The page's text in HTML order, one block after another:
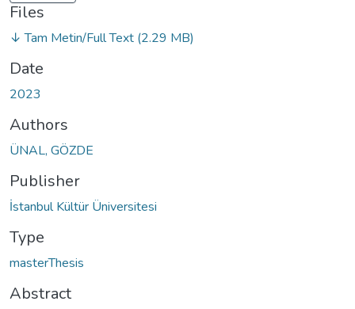
Files
↓ Tam Metin/Full Text (2.29 MB)
Date
2023
Authors
ÜNAL, GÖZDE
Publisher
İstanbul Kültür Üniversitesi
Type
masterThesis
Abstract